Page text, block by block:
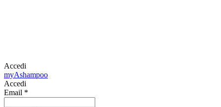
Accedi
myAshampoo
Accedi
Email *